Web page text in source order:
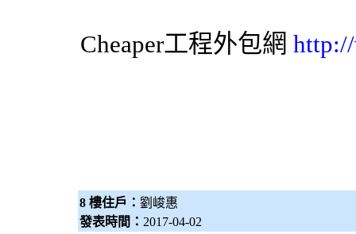
Cheaper工程外包網
8 樓住戶： 劉峻惠
發表時間： 2017-04-02